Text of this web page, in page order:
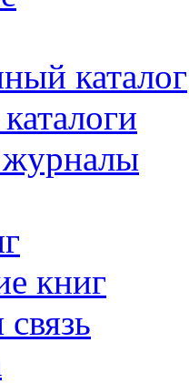
каталог
книг